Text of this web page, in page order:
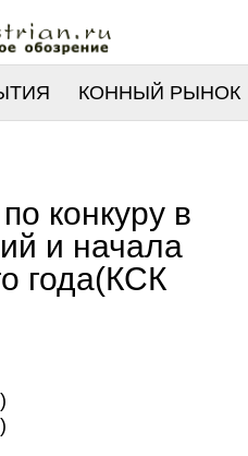
КОННЫЙ РЫНОК
конкуру в
и начала
года(КСК
)
)